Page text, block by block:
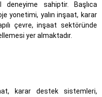
sahiptir. Başlıca
yonetimi, yalın inşaat, karar
çevre, inşaat sektöründe
yer almaktadır.
karar destek sistemleri,